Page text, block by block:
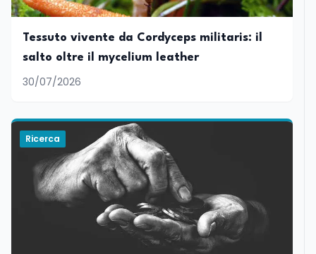
Tessuto vivente da Cordyceps militaris: il
salto oltre il mycelium leather
30/07/2026
Ricerca